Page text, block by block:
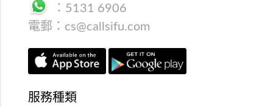
： 5131 6906
電郵： cs@callsifu.com
服務種類